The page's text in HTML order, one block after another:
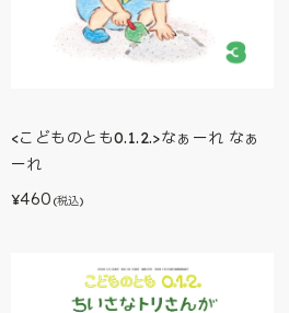
<こどものとも0.1.2.>なぁーれ なぁ
ーれ
¥460 (税込)